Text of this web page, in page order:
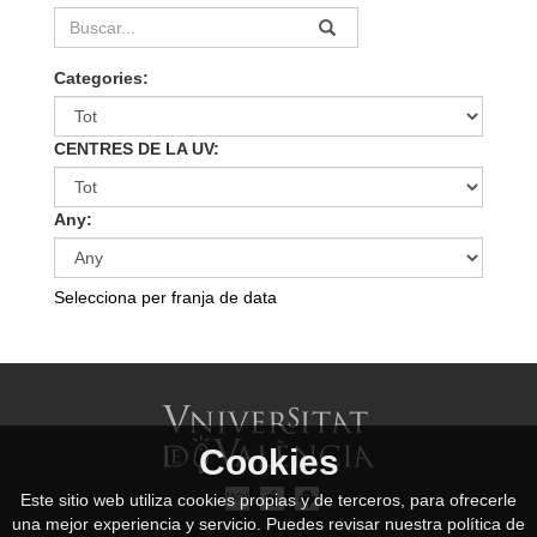
Categories:
CENTRES DE LA UV:
Any:
Selecciona per franja de data
Cookies
Este sitio web utiliza cookies propias y de terceros, para ofrecerle
una mejor experiencia y servicio. Puedes revisar nuestra política de